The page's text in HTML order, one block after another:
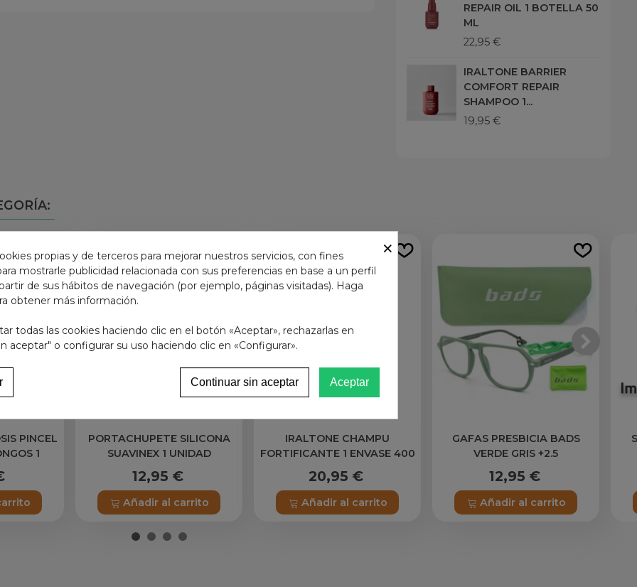
REPAIR OIL 1 BOTELLA 50
ML
22,95 €
IRALTONE BARRIER
COMFORT REPAIR
SHAMPOO 1...
19,95 €
PINCEL
1
PORTACHUPETE SILICONA
SUAVINEX 1 UNIDAD
12,95 €
Añadir al carrito
IRALTONE CHAMPU
FORTIFICANTE 1 ENVASE 400
ML
20,95 €
Añadir al carrito
GAFAS PRESBICIA BADS
VERDE GRIS +2.5
12,95 €
Añadir al carrito
×
propias y de terceros para mejorar nuestros servicios, con fines
mostrarle publicidad relacionada con sus preferencias en base a un perfil
de sus hábitos de navegación (por ejemplo, páginas visitadas). Haga
obtener más información.
todas las cookies haciendo clic en el botón «Aceptar», rechazarlas en
aceptar" o configurar su uso haciendo clic en «Configurar».
Aceptar
Continuar sin aceptar